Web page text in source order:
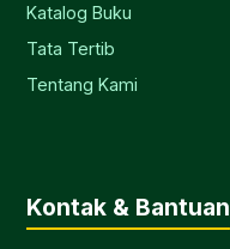
Katalog Buku
Tata Tertib
Tentang Kami
Kontak & Bantuan